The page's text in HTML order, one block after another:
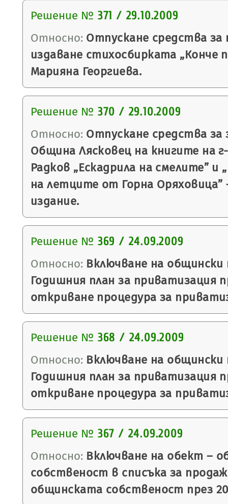
Решение № 371 / 29.10.2009
Относно: Отпускане средства за
издаване стихосбирката „Конче
Марияна Георгиева.
Решение № 370 / 29.10.2009
Относно: Отпускане средства за
Община Лясковец на книгите на
Радков „Ескадрила на смелите”
на летците от Горна Оряховица”
издание.
Решение № 369 / 24.09.2009
Относно: Включване на
Годишния план за приватизация
откриване процедура за
Решение № 368 / 24.09.2009
Относно: Включване на
Годишния план за приватизация
откриване процедура за
Решение № 367 / 24.09.2009
Относно: Включване на обект –
собственост в списъка за
общинската собственост през